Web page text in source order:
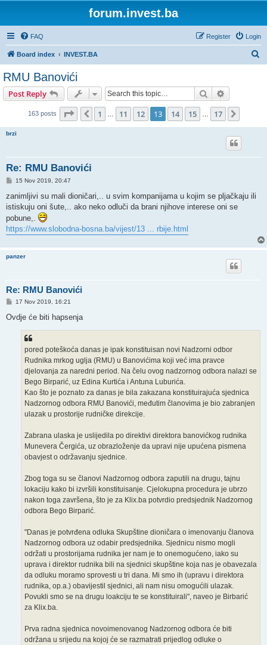
forum.invest.ba
FAQ Login
Register
Board index INVEST.BA
RMU Banovići
Post Reply Search
163 posts Page 13 of 17
Previous
1 11 12 13 14 15 17
brzi
Re: RMU Banovići
P
s
15 Nov 2019, 20:47
zanimljivi su mali dioničari,.. u svim kompanijama u kojim se pljačkaju ili
istiskuju oni šute,.. ako neko odluči da brani njihove interese oni se
pobune,.
https://www.slobodna-bosna.ba/vijest/13 ... rbije.html
panzer
Re: RMU Banovići
P
s
17 Nov 2019, 16:21
Ovdje će biti hapsenja
pored poteškoća danas je ipak konstituisan novi Nadzorni odbor
Rudnika mrkog uglja (RMU) u Banovićima koji već ima pravce
djelovanja za naredni period. Na čelu ovog nadzornog odbora nalazi se
Bego Birparić, uz Edina Kurtića i Antuna Luburića.
Kao što je poznato za danas je bila zakazana konstituirajuća sjednica
Nadzornog odbora RMU Banovići, međutim članovima je bio zabranjen
ulazak u prostorije rudničke direkcije.
Zabrana ulaska je uslijedila po direktivi direktora banovićkog rudnika
Munevera Čergića, uz obrazloženje da upravi nije upućena pismena
obavjest o održavanju sjednice.
Zbog toga su se članovi Nadzornog odbora zaputili na drugu, tajnu
lokaciju kako bi izvršili konstituisanje. Cjelokupna procedura je ubrzo
nakon toga završena, što je za Klix.ba potvrdio predsjednik Nadzornog
odbora Bego Birparić.
"Danas je potvrđena odluka Skupštine dioničara o imenovanju članova
Nadzornog odbora uz odabir predsjednika. Sjednicu nismo mogli
održati u prostorijama rudnika jer nam je to onemogućeno, iako su
uprava i direktor rudnika bili na sjednici skupštine koja nas je obavezala
da odluku moramo sprovesti u tri dana. Mi smo ih (upravu i direktora
rudnika, op.a.) obavijestil sjednici, ali nam nisu omogućili ulazak.
Povukli smo se na drugu loakciju te se konstituirali", naveo je Birbarić
za Klix.ba.
Prva radna sjednica novoimenovanog Nadzornog odbora će biti
održana u srijedu na kojoj će se razmatrati prijedlog odluke o